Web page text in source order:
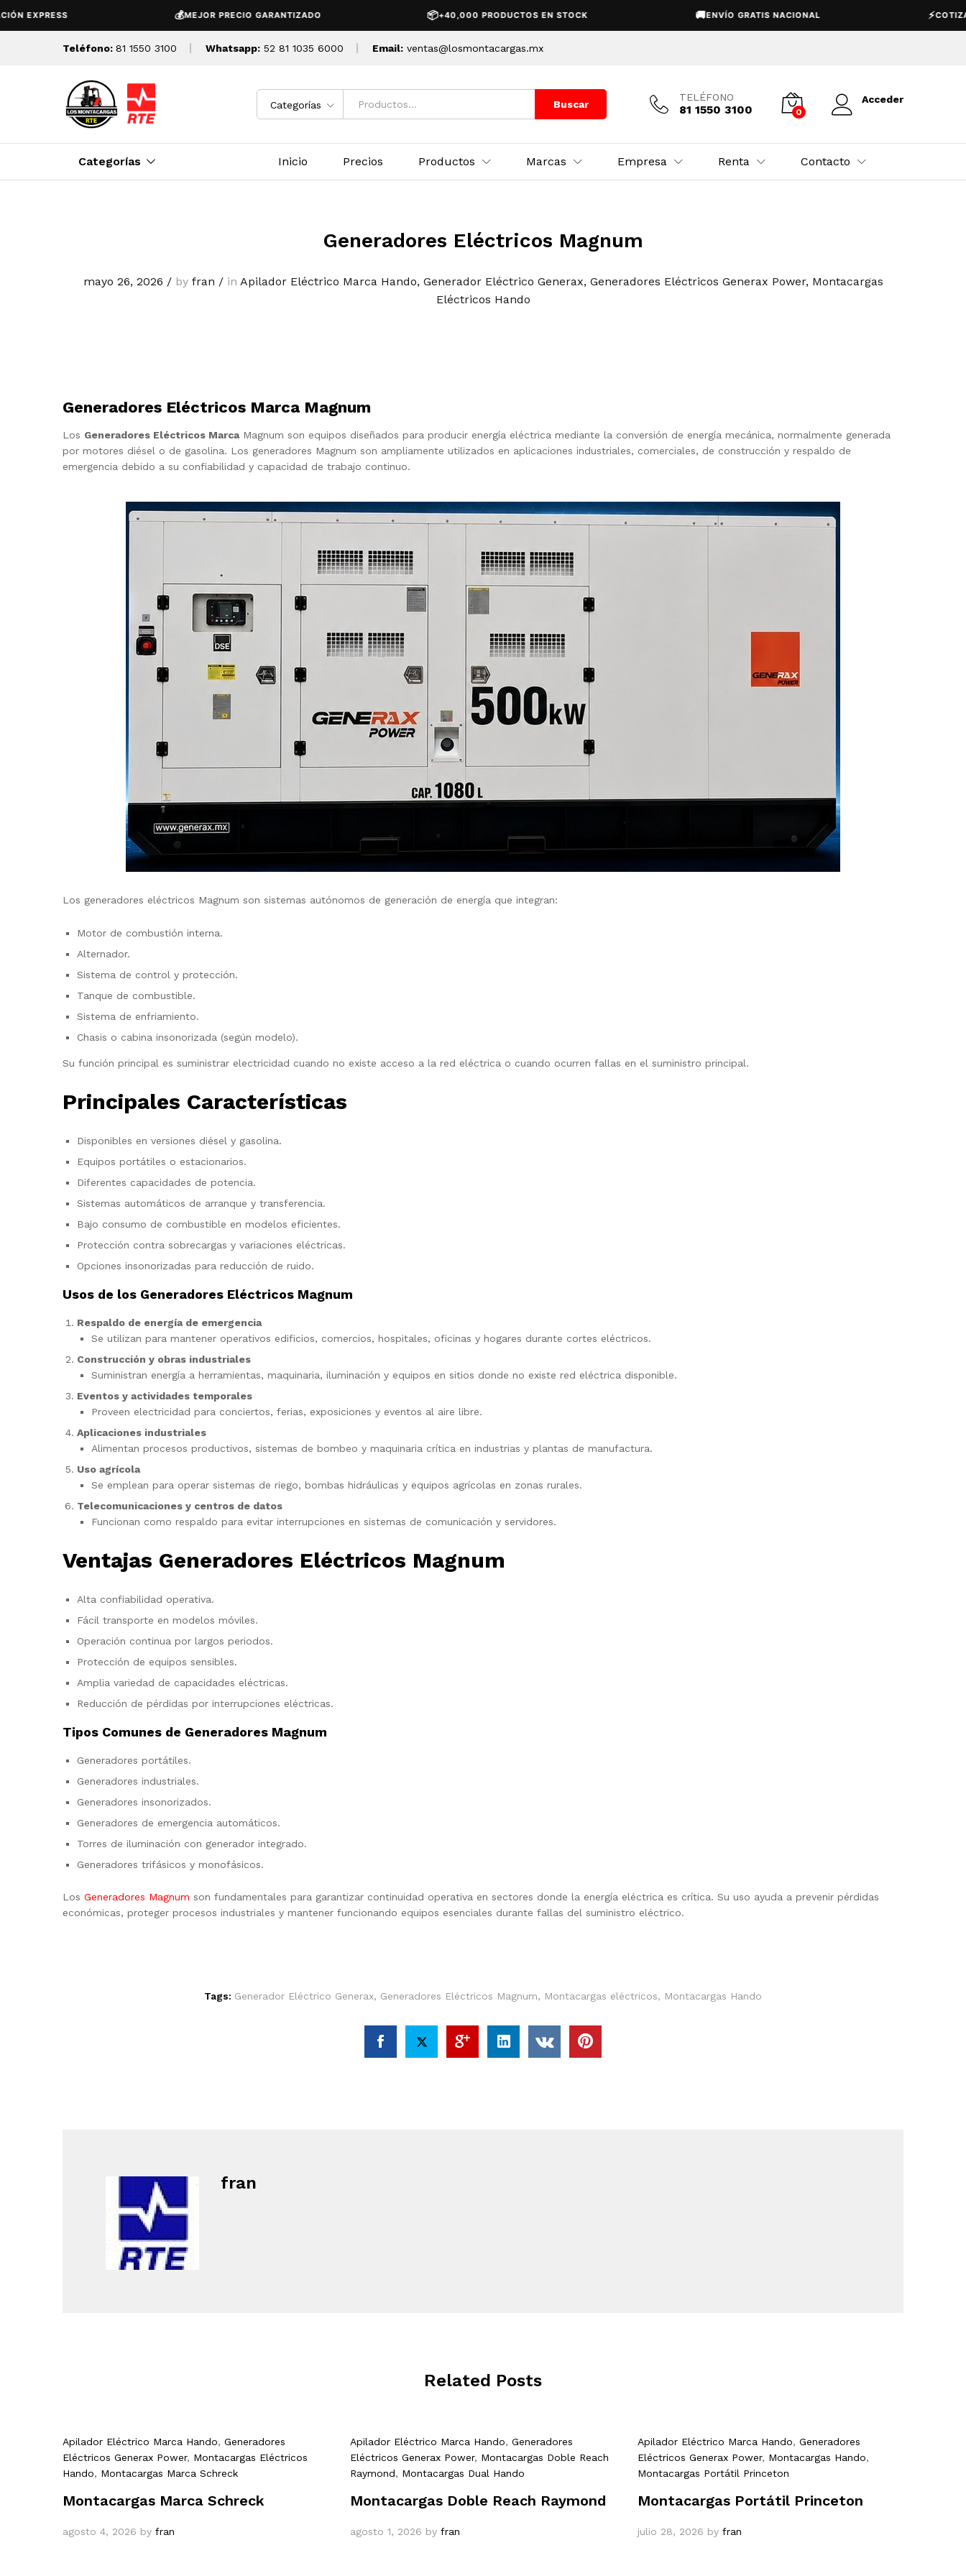
MEJOR PRECIO GARANTIZADO +40,000 PRODUCTOS EN STOCK ENVÍO GRATIS NACIONAL
Teléfono: 81 1550 3100 Whatsapp: 52 81 1035 6000 Email: ventas@losmontacargas.mx
Categorías Buscar
TELÉFONO
81 1550 3100 0
Acceder
Categorías Inicio Precios Productos Marcas Empresa Renta Contacto
Generadores Eléctricos Magnum
mayo 26, 2026 /by fran /in Apilador Eléctrico Marca Hando, Generador Eléctrico Generax, Generadores Eléctricos Generax Power, Montacargas
Eléctricos Hando
Generadores Eléctricos Marca Magnum
Los Generadores Eléctricos MarcaMagnum son equipos diseñados para producir energía eléctrica mediante la conversión de energía mecánica, normalmente generada
por motores diésel o de gasolina. Los generadores Magnum son ampliamente utilizados en aplicaciones industriales, comerciales, de construcción y respaldo de
emergencia debido a su confiabilidad y capacidad de trabajo continuo.
Los generadores eléctricos Magnum son sistemas autónomos de generación de energía que integran:
Motor de combustión interna.
Alternador.
Sistema de control y protección.
Tanque de combustible.
Sistema de enfriamiento.
Chasis o cabina insonorizada (según modelo).
Su función principal es suministrar electricidad cuando no existe acceso a la red eléctrica o cuando ocurren fallas en el suministro principal.
Principales Características
Disponibles en versiones diésel y gasolina.
Equipos portátiles o estacionarios.
Diferentes capacidades de potencia.
Sistemas automáticos de arranque y transferencia.
Bajo consumo de combustible en modelos eficientes.
Protección contra sobrecargas y variaciones eléctricas.
Opciones insonorizadas para reducción de ruido.
Usos de los Generadores Eléctricos Magnum
Respaldo de energía de emergencia
Se utilizan para mantener operativos edificios, comercios, hospitales, oficinas y hogares durante cortes eléctricos.
Construcción y obras industriales
Suministran energía a herramientas, maquinaria, iluminación y equipos en sitios donde no existe red eléctrica disponible.
Eventos y actividades temporales
Proveen electricidad para conciertos, ferias, exposiciones y eventos al aire libre.
Aplicaciones industriales
Alimentan procesos productivos, sistemas de bombeo y maquinaria crítica en industrias y plantas de manufactura.
Uso agrícola
Se emplean para operar sistemas de riego, bombas hidráulicas y equipos agrícolas en zonas rurales.
Telecomunicaciones y centros de datos
Funcionan como respaldo para evitar interrupciones en sistemas de comunicación y servidores.
Ventajas Generadores Eléctricos Magnum
Alta confiabilidad operativa.
Fácil transporte en modelos móviles.
Operación continua por largos periodos.
Protección de equipos sensibles.
Amplia variedad de capacidades eléctricas.
Reducción de pérdidas por interrupciones eléctricas.
Tipos Comunes de Generadores Magnum
Generadores portátiles.
Generadores industriales.
Generadores insonorizados.
Generadores de emergencia automáticos.
Torres de iluminación con generador integrado.
Generadores trifásicos y monofásicos.
Los Generadores Magnum son fundamentales para garantizar continuidad operativa en sectores donde la energía eléctrica es crítica. Su uso ayuda a prevenir pérdidas
económicas, proteger procesos industriales y mantener funcionando equipos esenciales durante fallas del suministro eléctrico.
Tags: Generador Eléctrico Generax, Generadores Eléctricos Magnum, Montacargas eléctricos, Montacargas Hando
fran
Related Posts
Apilador Eléctrico Marca Hando, Generadores
Eléctricos Generax Power, Montacargas Eléctricos
Hando, Montacargas Marca Schreck
Montacargas Marca Schreck
agosto 4, 2026 by fran
Apilador Eléctrico Marca Hando, Generadores
Eléctricos Generax Power, Montacargas Doble Reach
Raymond, Montacargas Dual Hando
Montacargas Doble Reach Raymond
agosto 1, 2026 by fran
Apilador Eléctrico Marca Hando, Generadores
Eléctricos Generax Power, Montacargas Hando,
Montacargas Portátil Princeton
Montacargas Portátil Princeton
julio 28, 2026 by fran